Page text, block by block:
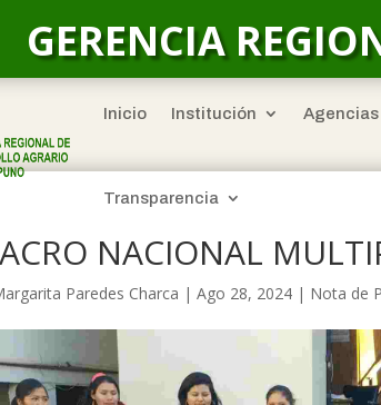
GERENCIA
Inicio Institución Agencias
Transparencia
NACIONAL
Paredes Charca |Ago 28, 2024 | Nota de